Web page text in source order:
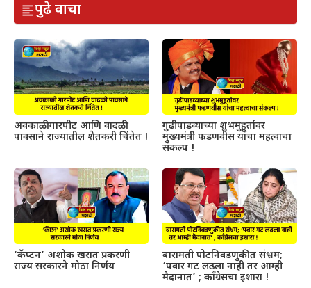
पुढे वाचा
अवकाळी गारपीट आणि वादळी
पावसाने राज्यातील शेतकरी चिंतेत !
गुढीपाडव्याच्या शुभमुहूर्तावर
मुख्यमंत्री फडणवीस यांचा महत्वाचा
संकल्प !
‘कॅप्टन’ अशोक खरात प्रकरणी
राज्य सरकारने मोठा निर्णय
बारामती पोटनिवडणुकीत संभ्रम;
‘पवार गट लढला नाही तर आम्ही
मैदानात’ ; काँग्रेसचा इशारा !